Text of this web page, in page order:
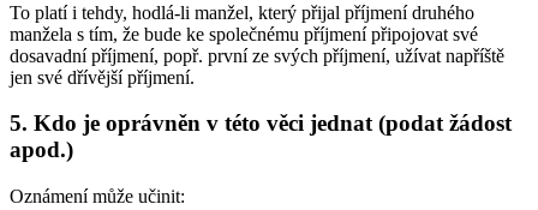
To platí i tehdy, hodlá-li manžel, který přijal příjmení druhého
manžela s tím, že bude ke společnému příjmení připojovat své
dosavadní příjmení, popř. první ze svých příjmení, užívat napříště
jen své dřívější příjmení.
5. Kdo je oprávněn v této věci jednat (podat žádost
apod.)
Oznámení může učinit: